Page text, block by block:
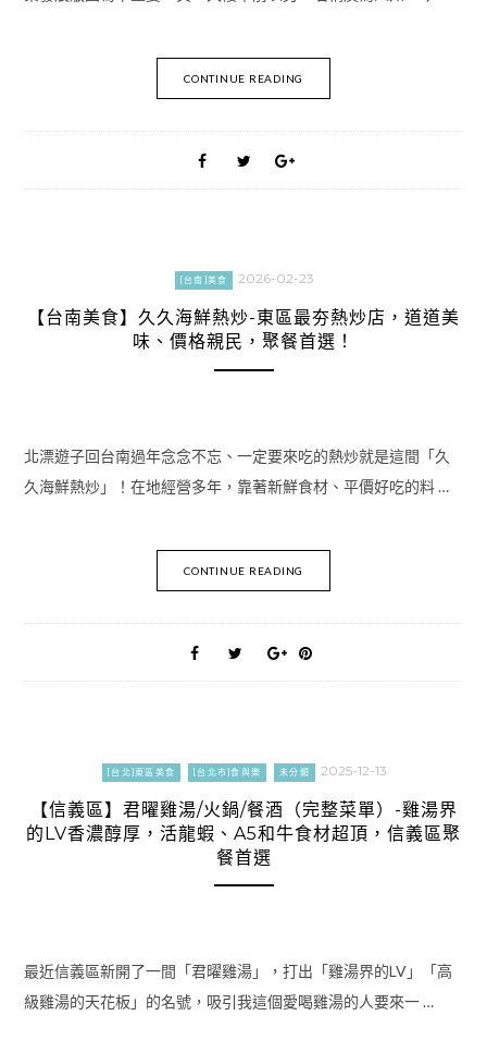
CONTINUE READING
[台南]美食 2026-02-23
【台南美食】久久海鮮熱炒-東區最夯熱炒店，道道美
味、價格親民，聚餐首選！
北漂遊子回台南過年念念不忘、一定要來吃的熱炒就是這間「久
久海鮮熱炒」！在地經營多年，靠著新鮮食材、平價好吃的料 …
CONTINUE READING
[台北]東區美食 [台北市]食與樂 未分類 2025-12-13
【信義區】君曜雞湯/火鍋/餐酒（完整菜單）-雞湯界
的LV香濃醇厚，活龍蝦、A5和牛食材超頂，信義區聚
餐首選
最近信義區新開了一間「君曜雞湯」，打出「雞湯界的LV」「高
級雞湯的天花板」的名號，吸引我這個愛喝雞湯的人要來一 …